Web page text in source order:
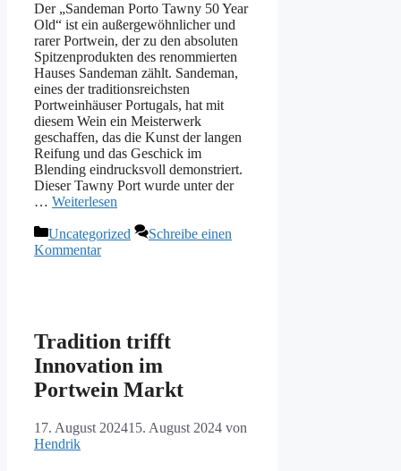
Der „Sandeman Porto Tawny 50 Year
Old“ ist ein außergewöhnlicher und
rarer Portwein, der zu den absoluten
Spitzenprodukten des renommierten
Hauses Sandeman zählt. Sandeman,
eines der traditionsreichsten
Portweinhäuser Portugals, hat mit
diesem Wein ein Meisterwerk
geschaffen, das die Kunst der langen
Reifung und das Geschick im
Blending eindrucksvoll demonstriert.
Dieser Tawny Port wurde unter der
… Weiterlesen
Kategorien
Uncategorized
Schreibe einen
Kommentar
Tradition trifft
Innovation im
Portwein Markt
17. August 202415. August 2024 von
Hendrik